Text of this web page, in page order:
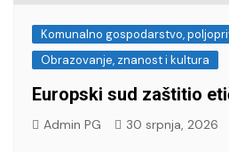
Komunalno gospodarstvo,
Obrazovanje, znanost i kultura
Europski sud zaštitio
Admin PG 30 srpnja, 2026